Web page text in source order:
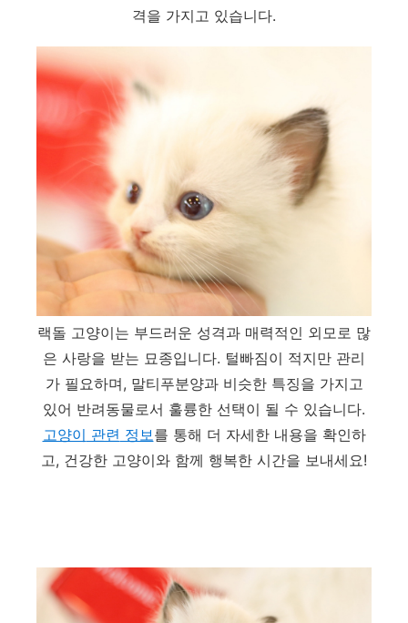
격을 가지고 있습니다.
랙돌 고양이는 부드러운 성격과 매력적인 외모로 많
은 사랑을 받는 묘종입니다. 털빠짐이 적지만 관리
가 필요하며, 말티푸분양과 비슷한 특징을 가지고
있어 반려동물로서 훌륭한 선택이 될 수 있습니다.
고양이 관련 정보 를 통해 더 자세한 내용을 확인하
고, 건강한 고양이와 함께 행복한 시간을 보내세요!